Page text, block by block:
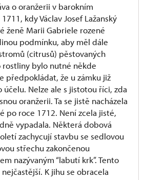
o oranžerii v barokním
kdy Václav Josef Lažanský
ženě Marii Gabriele rozené
podmínku, aby měl dále
(citrusů) pěstovaných
bylo nutné někde
předpokládat, že u zámku již
účelu. Nelze ale s jistotou říci, zda
oranžerii. Ta se jistě nacházela
po roce 1712. Není zcela jisté,
vypadala. Některá dobová
zachycují stavbu se sedlovou
střechu zakončenou
nazývaným “labutí krk”. Tento
K jihu se obracela